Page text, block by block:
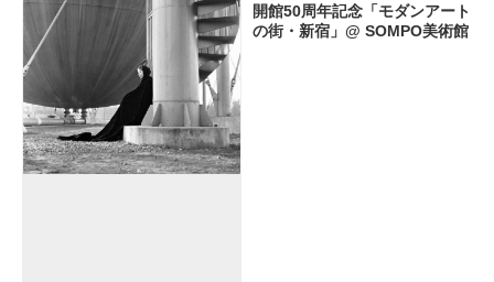
開館50周年記念「モダンアート
の街・新宿」@ SOMPO美術館